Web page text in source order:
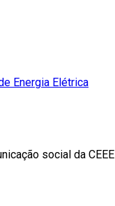
Energia Elétrica
social da CEEE